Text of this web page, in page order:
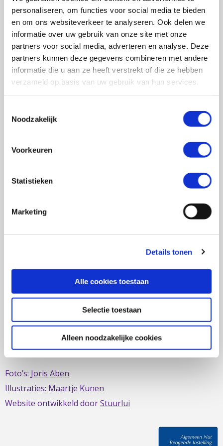
personaliseren, om functies voor social media te bieden
en om ons websiteverkeer te analyseren. Ook delen we
informatie over uw gebruik van onze site met onze
partners voor social media, adverteren en analyse. Deze
partners kunnen deze gegevens combineren met andere
informatie die u aan ze heeft verstrekt of die ze hebben
verzameld op basis van uw gebruik van hun services.
Noodzakelijk
Voorkeuren
Statistieken
Marketing
Details tonen
Alle cookies toestaan
Selectie toestaan
Alleen noodzakelijke cookies
0348 – 43 29 20(algemene nummer)
(ma t/m do: van 10.00 tot 14.30 uur)
info@crohn-colitis.nl
0348 – 420 780 (ervaringsdeskundigenlijn)
(ma t/m do: van 10:00 tot 12:30 uur)
ervaringsdeskundigen@crohn-colitis.nl
voor mensen met chronische darmziektes zoals de ziekte
van Crohn, colitis ulcerosa en microscopische colitis.
Deze ontstekingsziektes noemt men ook wel
Inflammatory Bowel Disease (IBD). Crohn & Colitis NL zet
zich al sinds 1979 in om de belangen van mensen met
IBD te behartigen. Evenals de belangen van mensen met
short bowel/darmfalen.
Deze website is mede mogelijk gemaakt door het
Fonds
Foto’s: Joris Aben
Illustraties: Maartje Kunen
Website ontwikkeld doorStuurlui